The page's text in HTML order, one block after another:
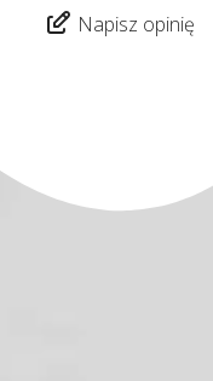
Napisz opinię